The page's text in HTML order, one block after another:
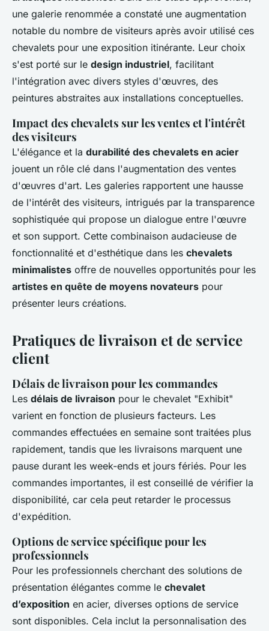
une galerie renommée a constaté une augmentation
notable du nombre de visiteurs après avoir utilisé ces
chevalets pour une exposition itinérante. Leur choix
s'est porté sur le design industriel, facilitant
l'intégration avec divers styles d'œuvres, des
peintures abstraites aux installations conceptuelles.
Impact des chevalets sur les ventes et l'intérêt
des visiteurs
L'élégance et la durabilité des chevalets en acier
jouent un rôle clé dans l'augmentation des ventes
d'œuvres d'art. Les galeries rapportent une hausse
de l'intérêt des visiteurs, intrigués par la transparence
sophistiquée qui propose un dialogue entre l'œuvre
et son support. Cette combinaison audacieuse de
fonctionnalité et d'esthétique dans les chevalets
minimalistes offre de nouvelles opportunités pour les
artistes en quête de moyens novateurs pour
présenter leurs créations.
Pratiques de livraison et de service
client
Délais de livraison pour les commandes
Les délais de livraison pour le chevalet "Exhibit"
varient en fonction de plusieurs facteurs. Les
commandes effectuées en semaine sont traitées plus
rapidement, tandis que les livraisons marquent une
pause durant les week-ends et jours fériés. Pour les
commandes importantes, il est conseillé de vérifier la
disponibilité, car cela peut retarder le processus
d'expédition.
Options de service spécifique pour les
professionnels
Pour les professionnels cherchant des solutions de
présentation élégantes comme le chevalet
d’exposition en acier, diverses options de service
sont disponibles. Cela inclut la personnalisation des